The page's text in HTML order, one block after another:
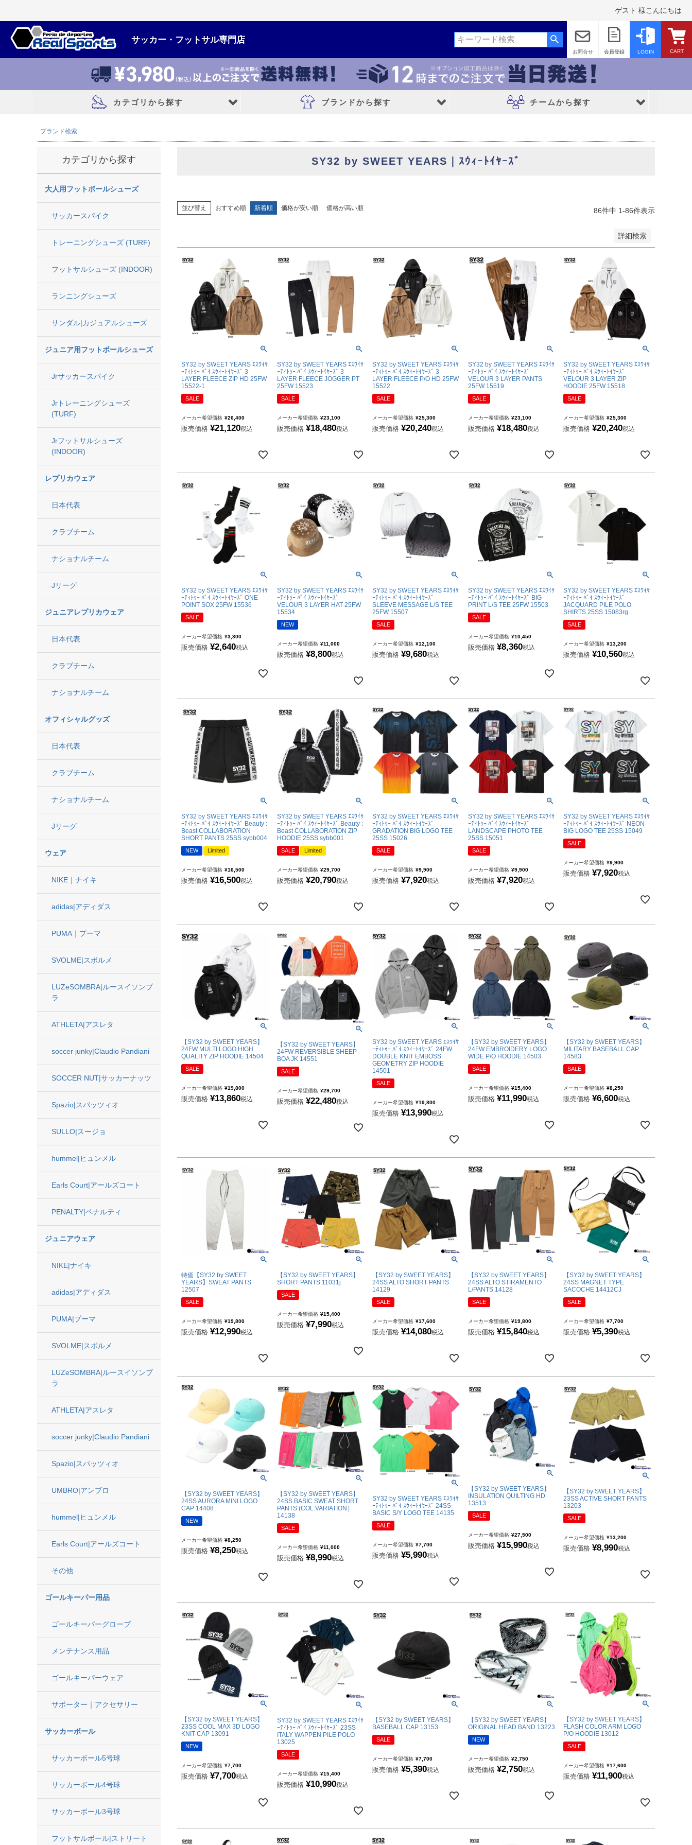
ゲスト 様こんにちは
サッカー・フットサル専門店
お問合せ 会員登録 LOGIN CART
カテゴリから探す
大人用フットボールシューズ
サッカースパイク
ランニングシューズ
サンダル|カジュアルシューズ
ジュニア用フットボールシューズ
Jr サッカースパイク
Jr トレーニングシューズ (TURF)
ナショナルチーム
Jリーグ
ジュニアレプリカウェア
【JR】日本代表
【JR】ナショナルチーム
サッカーチームオフィシャルグッズ
日本代表
ナショナルチーム
Jリーグ
ウェア
"NIKE|ナイキ
"adidas|アディダス
"PUMA|プーマ
"SVOLME|スボルメ
"LUZeSOMBRA|ルースイソンブラ
"soccer junky|Claudio Pandiani
"SOCCER NUT|サッカーナッツ
"Spazio|スパッツィオ
"hummel|ヒュンメル
"PENALTY|ペナルティ
"MIZUNO|ミズノ
"goleador｜ゴレアドール
"gol.｜ゴル
"SY32 by SWEET YEARS｜ｽｳｨｰﾄｲﾔｰｽﾞ
ジュニアウェア
PUMA|プーマ
SVOLME|スボルメ
LUZeSOMBRA|ルースイソンブラ
soccer junky|Claudio Pandiani
Spazio|スパッツィオ
hummel|ヒュンメル
Earls Court|アールズコート
その他
ゴールキーパー用品
メンテナンス用品
サポーター｜アクセサリー
サッカーボール
サッカーボール5号球
サッカーボール3号球
フットサルボール|ストリートボール
リフティング|ミニボール
ボールアクセサリー
サッカーアクセサリー
スポーツバッグ|カジュアルバック
シンガード
シューレース
取り替え式スタッド|レンチ
お手入れグッズ
インソール
キャップ|ビーニー|ハット
アクセサリー
ソックス
その他
コーチ・トレーニング用品
ブランドから探す
NIKE｜ナイキ
PUMA｜プーマ
UMBRO｜アンブロ
SVOLME｜スボルメ
ATHLETA｜アスレタ
hummel｜ヒュンメル
LUZeSOMBRA｜ルースイソンブラ
soccer junky｜Claudio Pandiani
Spazio｜スパッツィオ
Earls Court｜アールズコート
PENALTY｜ペナルティ
GAVIC｜ガビック
reusch｜ロイシュ
uhlsport｜ウールシュポルト
FOOOOTY｜フーティ
Klitchit｜クリッチ
Desporte｜デスポルチ
goleador｜ゴレアドール
SULLO｜スージョ
TAPEDESIGN｜テープデザイン
Goodsman｜グッズマン
HOSOCCER｜エイチオーサッカー
sfida｜スフィーダ
YASUDA｜ヤスダ
BMZ
FINTA｜フィンタ
チームから探す
レアルマドリード
マンチェスターユナイテッド
アーセナルFC
トッテナム・ホットスパーFC
レスターシティ
ユヴェントスFC
ACミラン
ASローマ
FCバイエルンミュンヘン
ボルシア・ドルトムント
PSG｜パリサンジェルマン
オリンピックマルセイユ
セルティック
インテル・マイアミCF
リーベルプレート
日本代表
ドイツ代表
スペイン代表
フランス代表
ポルトガル代表
イングランド代表
クロアチア代表
ブラジル代表
アルゼンチン代表
アメリカ代表
メキシコ代表
ブランド検索
カテゴリから探す
大人用フットボールシューズ
サッカースパイク
トレーニングシューズ (TURF)
フットサルシューズ (INDOOR)
ランニングシューズ
サンダル|カジュアルシューズ
ジュニア用フットボールシューズ
Jrサッカースパイク
Jrトレーニングシューズ
(TURF)
Jrフットサルシューズ
(INDOOR)
レプリカウェア
日本代表
クラブチーム
ナショナルチーム
Jリーグ
ジュニアレプリカウェア
日本代表
クラブチーム
ナショナルチーム
オフィシャルグッズ
日本代表
クラブチーム
ナショナルチーム
Jリーグ
ウェア
NIKE｜ナイキ
adidas|アディダス
PUMA｜プーマ
SVOLME|スボルメ
LUZeSOMBRA|ルースイソンブ
ラ
ATHLETA|アスレタ
soccer junky|Claudio Pandiani
SOCCER NUT|サッカーナッツ
Spazio|スパッツィオ
SULLO|スージョ
hummel|ヒュンメル
Earls Court|アールズコート
PENALTY|ペナルティ
ジュニアウェア
NIKE|ナイキ
adidas|アディダス
PUMA|プーマ
SVOLME|スボルメ
LUZeSOMBRA|ルースイソンブ
ラ
ATHLETA|アスレタ
soccer junky|Claudio Pandiani
Spazio|スパッツィオ
UMBRO|アンブロ
hummel|ヒュンメル
Earls Court|アールズコート
その他
ゴールキーパー用品
ゴールキーパーグローブ
メンテナンス用品
ゴールキーパーウェア
サポーター｜アクセサリー
サッカーボール
サッカーボール5号球
サッカーボール4号球
サッカーボール3号球
フットサルボール|ストリート
SY32 by SWEET YEARS｜ｽｳｨｰﾄｲﾔｰｽﾞ
並び替え おすすめ順 新着順 価格が安い順 価格が高い順 86件中 1-86件表示
詳細検索
価格
〜
商品タグ
翌日発送
在庫なし商品を非表示
商品番号/JANコード
バンドル販売
新着順
登録順 価格が安い順
SY32 by SWEET YEARS ｴｽﾜｲｻ
ｰﾃｨﾄｩｰ ﾊﾞｲ ｽｳｨｰﾄｲﾔｰｽﾞ 3
LAYER FLEECE ZIP HD 25FW
15522-1
SALE
メーカー希望価格 ¥26,400
販売価格 ¥21,120税込
SY32 by SWEET YEARS ｴｽﾜｲｻ
ｰﾃｨﾄｩｰ ﾊﾞｲ ｽｳｨｰﾄｲﾔｰｽﾞ 3
LAYER FLEECE JOGGER PT
25FW 15523
SALE
メーカー希望価格 ¥23,100
販売価格 ¥18,480税込
SY32 by SWEET YEARS ｴｽﾜｲｻ
ｰﾃｨﾄｩｰ ﾊﾞｲ ｽｳｨｰﾄｲﾔｰｽﾞ 3
LAYER FLEECE P/O HD 25FW
15522
SALE
メーカー希望価格 ¥25,300
販売価格 ¥20,240税込
SY32 by SWEET YEARS ｴｽﾜｲｻ
ｰﾃｨﾄｩｰ ﾊﾞｲ ｽｳｨｰﾄｲﾔｰｽﾞ
VELOUR 3 LAYER PANTS
25FW 15519
SALE
メーカー希望価格 ¥23,100
販売価格 ¥18,480税込
SY32 by SWEET YEARS ｴｽﾜｲｻ
ｰﾃｨﾄｩｰ ﾊﾞｲ ｽｳｨｰﾄｲﾔｰｽﾞ
VELOUR 3 LAYER ZIP
HOODIE 25FW 15518
SALE
メーカー希望価格 ¥25,300
販売価格 ¥20,240税込
SY32 by SWEET YEARS ｴｽﾜｲｻ
ｰﾃｨﾄｩｰ ﾊﾞｲ ｽｳｨｰﾄｲﾔｰｽﾞ ONE
POINT SOX 25FW 15536
SALE
メーカー希望価格 ¥3,300
販売価格 ¥2,640税込
SY32 by SWEET YEARS ｴｽﾜｲｻ
ｰﾃｨﾄｩｰ ﾊﾞｲ ｽｳｨｰﾄｲﾔｰｽﾞ
VELOUR 3 LAYER HAT 25FW
15534
NEW
メーカー希望価格 ¥11,000
販売価格 ¥8,800税込
SY32 by SWEET YEARS ｴｽﾜｲｻ
ｰﾃｨﾄｩｰ ﾊﾞｲ ｽｳｨｰﾄｲﾔｰｽﾞ
SLEEVE MESSAGE L/S TEE
25FW 15507
SALE
メーカー希望価格 ¥12,100
販売価格 ¥9,680税込
SY32 by SWEET YEARS ｴｽﾜｲｻ
ｰﾃｨﾄｩｰ ﾊﾞｲ ｽｳｨｰﾄｲﾔｰｽﾞ BIG
PRINT L/S TEE 25FW 15503
SALE
メーカー希望価格 ¥10,450
販売価格 ¥8,360税込
SY32 by SWEET YEARS ｴｽﾜｲｻ
ｰﾃｨﾄｩｰ ﾊﾞｲ ｽｳｨｰﾄｲﾔｰｽﾞ
JACQUARD PILE POLO
SHIRTS 25SS 15083rg
SALE
メーカー希望価格 ¥13,200
販売価格 ¥10,560税込
SY32 by SWEET YEARS ｴｽﾜｲｻ
ｰﾃｨﾄｩｰ ﾊﾞｲ ｽｳｨｰﾄｲﾔｰｽﾞ Beauty :
Beast COLLABORATION
SHORT PANTS 25SS sybb004
NEW Limited
メーカー希望価格 ¥16,500
販売価格 ¥16,500税込
SY32 by SWEET YEARS ｴｽﾜｲｻ
ｰﾃｨﾄｩｰ ﾊﾞｲ ｽｳｨｰﾄｲﾔｰｽﾞ Beauty :
Beast COLLABORATION ZIP
HOODIE 25SS sybb001
SALE Limited
メーカー希望価格 ¥29,700
販売価格 ¥20,790税込
SY32 by SWEET YEARS ｴｽﾜｲｻ
ｰﾃｨﾄｩｰ ﾊﾞｲ ｽｳｨｰﾄｲﾔｰｽﾞ
GRADATION BIG LOGO TEE
25SS 15026
SALE
メーカー希望価格 ¥9,900
販売価格 ¥7,920税込
SY32 by SWEET YEARS ｴｽﾜｲｻ
ｰﾃｨﾄｩｰ ﾊﾞｲ ｽｳｨｰﾄｲﾔｰｽﾞ
LANDSCAPE PHOTO TEE
25SS 15051
SALE
メーカー希望価格 ¥9,900
販売価格 ¥7,920税込
SY32 by SWEET YEARS ｴｽﾜｲｻ
ｰﾃｨﾄｩｰ ﾊﾞｲ ｽｳｨｰﾄｲﾔｰｽﾞ NEON
BIG LOGO TEE 25SS 15049
SALE
メーカー希望価格 ¥9,900
販売価格 ¥7,920税込
【SY32 by SWEET YEARS】
24FW MULTI LOGO HIGH
QUALITY ZIP HOODIE 14504
SALE
メーカー希望価格 ¥19,800
販売価格 ¥13,860税込
【SY32 by SWEET YEARS】
24FW REVERSIBLE SHEEP
BOA JK 14551
SALE
メーカー希望価格 ¥29,700
販売価格 ¥22,480税込
SY32 by SWEET YEARS ｴｽﾜｲｻ
ｰﾃｨﾄｩｰ ﾊﾞｲ ｽｳｨｰﾄｲﾔｰｽﾞ 24FW
DOUBLE KNIT EMBOSS
GEOMETRY ZIP HOODIE
14501
SALE
メーカー希望価格 ¥19,800
販売価格 ¥13,990税込
【SY32 by SWEET YEARS】
24FW EMBROIDERY LOGO
WIDE P/O HOODIE 14503
SALE
メーカー希望価格 ¥15,400
販売価格 ¥11,990税込
【SY32 by SWEET YEARS】
MILITARY BASEBALL CAP
14583
SALE
メーカー希望価格 ¥8,250
販売価格 ¥6,600税込
特価【SY32 by SWEET
YEARS】SWEAT PANTS
12507
SALE
メーカー希望価格 ¥19,800
販売価格 ¥12,990税込
【SY32 by SWEET YEARS】
SHORT PANTS 11031j
SALE
メーカー希望価格 ¥15,400
販売価格 ¥7,990税込
【SY32 by SWEET YEARS】
24SS ALTO SHORT PANTS
14129
SALE
メーカー希望価格 ¥17,600
販売価格 ¥14,080税込
【SY32 by SWEET YEARS】
24SS ALTO STIRAMENTO
L/PANTS 14128
SALE
メーカー希望価格 ¥19,800
販売価格 ¥15,840税込
【SY32 by SWEET YEARS】
24SS MAGNET TYPE
SACOCHE 14412CJ
SALE
メーカー希望価格 ¥7,700
販売価格 ¥5,390税込
【SY32 by SWEET YEARS】
24SS AURORA MINI LOGO
CAP 14408
NEW
メーカー希望価格 ¥8,250
販売価格 ¥8,250税込
【SY32 by SWEET YEARS】
24SS BASIC SWEAT SHORT
PANTS (COL.VARIATION）
14138
SALE
メーカー希望価格 ¥11,000
販売価格 ¥8,990税込
SY32 by SWEET YEARS ｴｽﾜｲｻ
ｰﾃｨﾄｩｰ ﾊﾞｲ ｽｳｨｰﾄｲﾔｰｽﾞ 24SS
BASIC S/Y LOGO TEE 14135
SALE
メーカー希望価格 ¥7,700
販売価格 ¥5,990税込
【SY32 by SWEET YEARS】
INSULATION QUILTING HD
13513
SALE
メーカー希望価格 ¥27,500
販売価格 ¥15,990税込
【SY32 by SWEET YEARS】
23SS ACTIVE SHORT PANTS
13203
SALE
メーカー希望価格 ¥13,200
販売価格 ¥8,990税込
【SY32 by SWEET YEARS】
23SS COOL MAX 3D LOGO
KNIT CAP 13091
NEW
メーカー希望価格 ¥7,700
販売価格 ¥7,700税込
SY32 by SWEET YEARS ｴｽﾜｲｻ
ｰﾃｨﾄｩｰ ﾊﾞｲ ｽｳｨｰﾄｲﾔｰｽﾞ 23SS
ITALY WAPPEN PILE POLO
13025
SALE
メーカー希望価格 ¥15,400
販売価格 ¥10,990税込
【SY32 by SWEET YEARS】
BASEBALL CAP 13153
SALE
メーカー希望価格 ¥7,700
販売価格 ¥5,390税込
【SY32 by SWEET YEARS】
ORIGINAL HEAD BAND 13223
NEW
メーカー希望価格 ¥2,750
販売価格 ¥2,750税込
【SY32 by SWEET YEARS】
FLASH COLOR ARM LOGO
P/O HOODIE 13012
SALE
メーカー希望価格 ¥17,600
販売価格 ¥11,900税込